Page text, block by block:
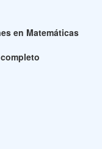
en Matemáticas